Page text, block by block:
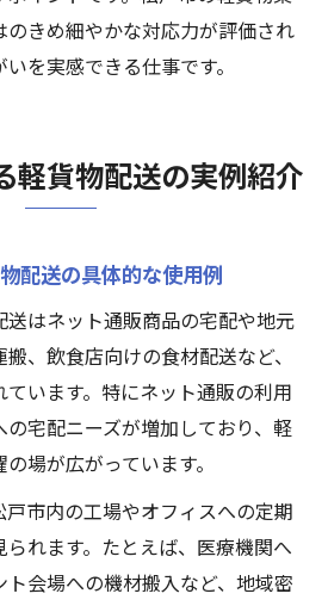
きめ細やかな対応力が評価され
を実感できる仕事です。
軽貨物配送の実例紹介
配送の具体的な使用例
はネット通販商品の宅配や地元
、飲食店向けの食材配送など、
います。特にネット通販の利用
宅配ニーズが増加しており、軽
場が広がっています。
市内の工場やオフィスへの定期
れます。たとえば、医療機関へ
会場への機材搬入など、地域密